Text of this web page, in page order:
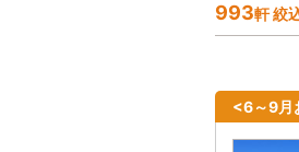
993軒 絞
<6～9月